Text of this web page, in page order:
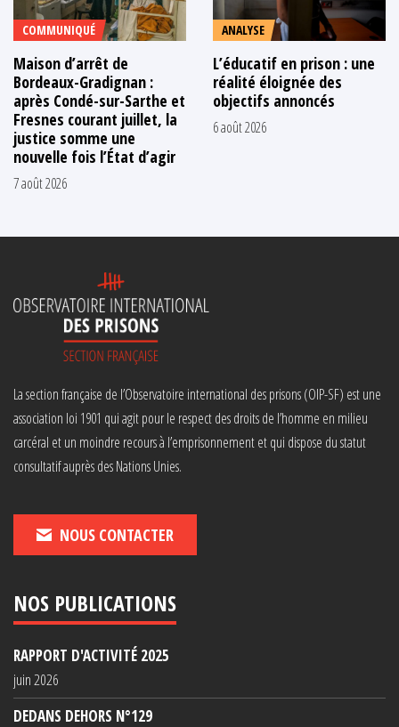
COMMUNIQUÉ
Maison d’arrêt de
Bordeaux-Gradignan :
après Condé-sur-Sarthe et
Fresnes courant juillet, la
justice somme une
nouvelle fois l’État d’agir
7 août 2026
ANALYSE
L’éducatif en prison : une
réalité éloignée des
objectifs annoncés
6 août 2026
La section française de l’Observatoire international des prisons (OIP-SF) est une
association loi 1901 qui agit pour le respect des droits de l’homme en milieu
carcéral et un moindre recours à l’emprisonnement et qui dispose du statut
consultatif auprès des Nations Unies.
NOUS CONTACTER
NOS PUBLICATIONS
RAPPORT D'ACTIVITÉ 2025
juin 2026
DEDANS DEHORS N°129